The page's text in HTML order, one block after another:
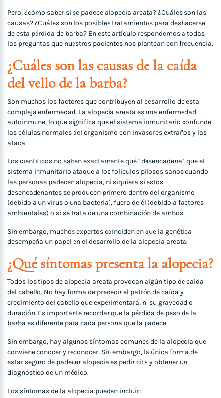
Pero, ¿cómo saber si se padece alopecia areata? ¿Cuáles son las
causas? ¿Cuáles son los posibles tratamientos para deshacerse
de esta pérdida de barba? En este artículo respondemos a todas
las preguntas que nuestros pacientes nos plantean con frecuencia.
¿Cuáles son las causas de la caída
del vello de la barba?
Son muchos los factores que contribuyen al desarrollo de esta
compleja enfermedad. La alopecia areata es una enfermedad
autoinmune, lo que significa que el sistema inmunitario confunde
las células normales del organismo con invasores extraños y las
ataca.
Los científicos no saben exactamente qué “desencadena” que el
sistema inmunitario ataque a los folículos pilosos sanos cuando
las personas padecen alopecia, ni siquiera si estos
desencadenantes se producen primero dentro del organismo
(debido a un virus o una bacteria), fuera de él (debido a factores
ambientales) o si se trata de una combinación de ambos.
Sin embargo, muchos expertos coinciden en que la genética
desempeña un papel en el desarrollo de la alopecia areata.
¿Qué síntomas presenta la alopecia?
Todos los tipos de alopecia areata provocan algún tipo de caída
del cabello. No hay forma de predecir el patrón de caída y
crecimiento del cabello que experimentará, ni su gravedad o
duración. Es importante recordar que la pérdida de peso de la
barba es diferente para cada persona que la padece.
Sin embargo, hay algunos síntomas comunes de la alopecia que
conviene conocer y reconocer. Sin embargo, la única forma de
estar seguro de padecer alopecia es pedir cita y obtener un
diagnóstico de un médico.
Los síntomas de la alopecia pueden incluir: